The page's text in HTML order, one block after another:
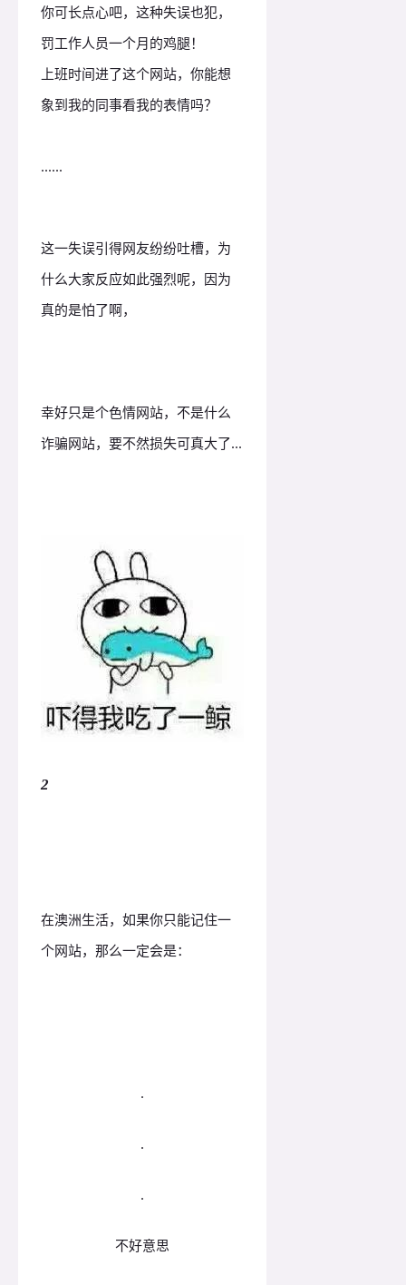
你可长点心吧，这种失误也犯，
罚工作人员一个月的鸡腿！
上班时间进了这个网站，你能想
象到我的同事看我的表情吗？
......
这一失误引得网友纷纷吐槽，为
什么大家反应如此强烈呢，因为
真的是怕了啊，
幸好只是个色情网站，不是什么
诈骗网站，要不然损失可真大了...
2
在澳洲生活，如果你只能记住一
个网站，那么一定会是：
.
.
.
不好意思